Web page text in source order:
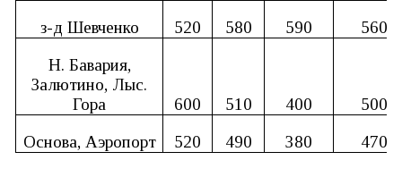
з-д Шевченко
520 580 590
560
Н. Бавария,
Залютино, Лыс.
Гора
600 510 400
500
Основа, Аэропорт
520 490 380 470